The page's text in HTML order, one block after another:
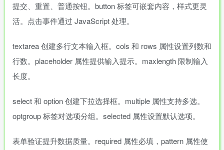
提交、重置、普通按钮。button 标签可嵌套内容，样式更灵
活。点击事件通过 JavaScript 处理。
textarea 创建多行文本输入框。cols 和 rows 属性设置列数和
行数。placeholder 属性提供输入提示。maxlength 限制输入
长度。
select 和 option 创建下拉选择框。multiple 属性支持多选。
optgroup 标签对选项分组。selected 属性设置默认选项。
表单验证提升数据质量。required 属性必填，pattern 属性使